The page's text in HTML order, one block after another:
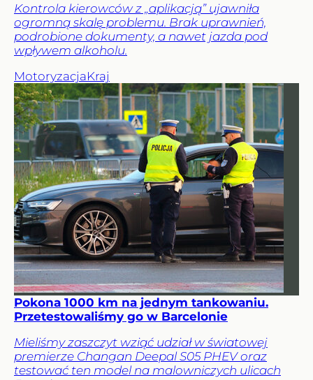
Kontrola kierowców z „aplikacją” ujawniła
ogromną skalę problemu. Brak uprawnień,
podrobione dokumenty, a nawet jazda pod
wpływem alkoholu.
MotoryzacjaKraj
Pokona 1000 km na jednym tankowaniu.
Przetestowaliśmy go w Barcelonie
Mieliśmy zaszczyt wziąć udział w światowej
premierze Changan Deepal S05 PHEV oraz
testować ten model na malowniczych ulicach